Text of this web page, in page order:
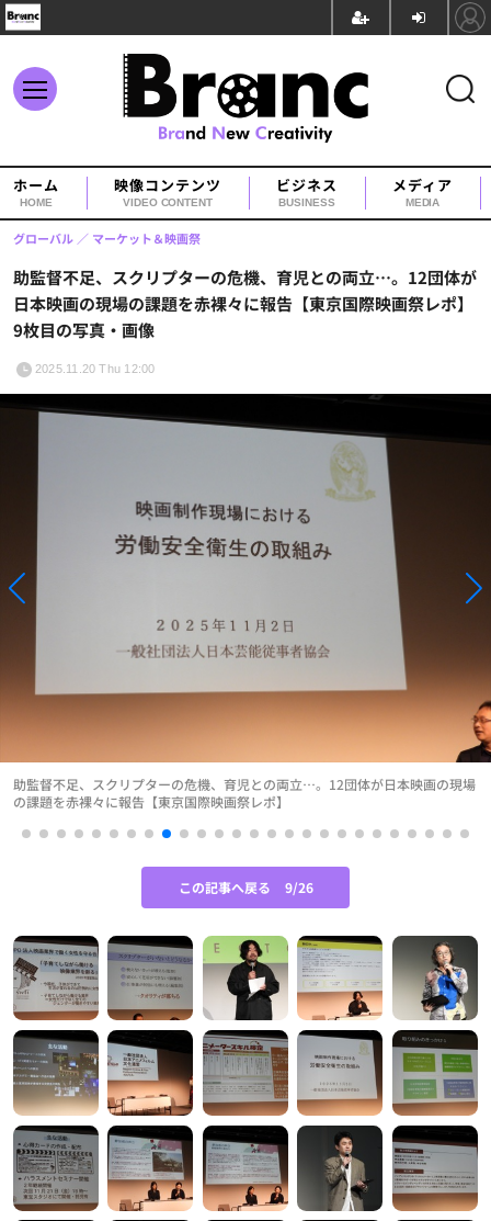
ホーム
HOME
映像コンテンツ
VIDEO CONTENT
ビジネス
BUSINESS
メディア
MEDIA
助監督不足、スクリプターの危機、育児との両立…。12団体が
日本映画の現場の課題を赤裸々に報告【東京国際映画祭レポ】
9枚目の写真・画像
グローバル マーケット＆映画祭
2025.11.20 Thu 12:00
助監督不足、スクリプターの危機、育児との両立…。12団体が日本映画の現場
の課題を赤裸々に報告【東京国際映画祭レポ】
この記事へ戻る 9/26